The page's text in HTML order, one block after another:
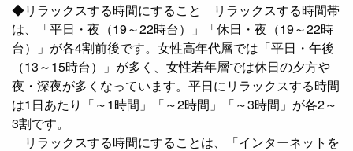
◆リラックスする時間にすること リラックスする時間帯
は、「平日・夜（19～22時台）」「休日・夜（19～22時
台）」が各4割前後です。女性高年代層では「平日・午後
（13～15時台）」が多く、女性若年層では休日の夕方や
夜・深夜が多くなっています。平日にリラックスする時間
は1日あたり「～1時間」「～2時間」「～3時間」が各2～
3割です。
リラックスする時間にすることは、「インターネットを